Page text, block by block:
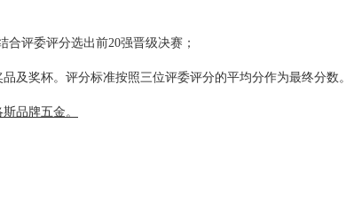
评委评分选出前20强晋级决赛；
及奖杯。评分标准按照三位评委评分的平均分作为最终分数。
品牌五金。